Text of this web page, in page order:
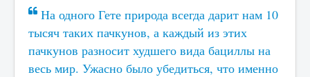
На одного Гете природа всегда дарит нам 10
тысяч таких пачкунов, а каждый из этих
пачкунов разносит худшего вида бациллы на
весь мир. Ужасно было убедиться, что именно